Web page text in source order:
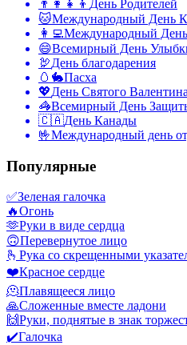
👨‍👩‍👧‍👦 День Родителей
🐱Международный День
👩‍💻Международный
😄Всемирный День
🦃День благодарения
🥚🐇Пасха
💖День Святого Валентина
🦓Всемирный День
🇨🇦День Канады
🤟Международный день
Популярные
✅Зеленая галочка
🔥Огонь
🫶Руки в виде сердца
🙃Перевернутое лицо
🫰 Рука со скрещенными
❤️Красное сердце
🫠Плавящееся лицо
🙏Сложенные вместе ладони
🙌Руки, поднятые в знак
✔️Галочка